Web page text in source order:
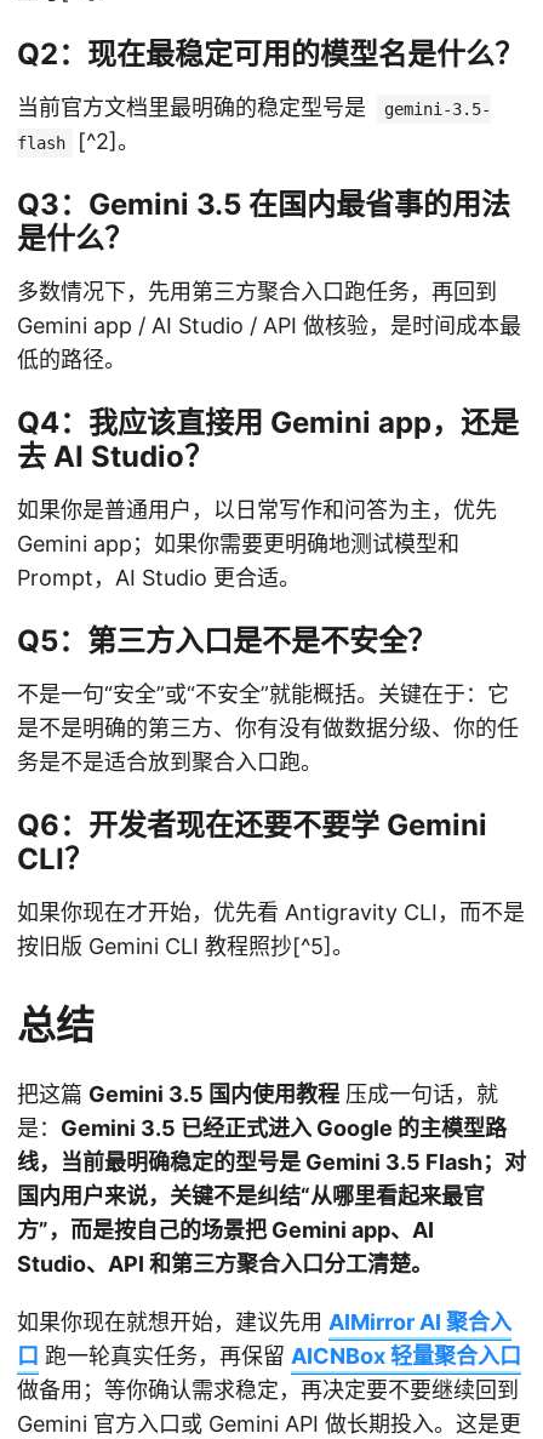
Q2：现在最稳定可用的模型名是什么？
当前官方文档里最明确的稳定型号是
gemini-3.5-
flash
[^2]。
Q3：Gemini 3.5 在国内最省事的用法
是什么？
多数情况下，先用第三方聚合入口跑任务，再回到
Gemini app / AI Studio / API 做核验，是时间成本最
低的路径。
Q4：我应该直接用 Gemini app，还是
去 AI Studio？
如果你是普通用户，以日常写作和问答为主，优先
Gemini app；如果你需要更明确地测试模型和
Prompt，AI Studio 更合适。
Q5：第三方入口是不是不安全？
不是一句“安全”或“不安全”就能概括。关键在于：它
是不是明确的第三方、你有没有做数据分级、你的任
务是不是适合放到聚合入口跑。
Q6：开发者现在还要不要学 Gemini
CLI？
如果你现在才开始，优先看 Antigravity CLI，而不是
按旧版 Gemini CLI 教程照抄[^5]。
总结
把这篇 Gemini 3.5 国内使用教程 压成一句话，就
是： Gemini 3.5 已经正式进入 Google 的主模型路
线，当前最明确稳定的型号是 Gemini 3.5 Flash；对
国内用户来说，关键不是纠结“从哪里看起来最官
方”，而是按自己的场景把 Gemini app、AI
Studio、API 和第三方聚合入口分工清楚。
如果你现在就想开始，建议先用 AIMirror AI 聚合入
口 跑一轮真实任务，再保留 AICNBox 轻量聚合入口
做备用；等你确认需求稳定，再决定要不要继续回到
Gemini 官方入口或 Gemini API 做长期投入。这是更